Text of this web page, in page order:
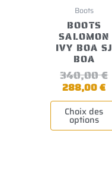
Boots
BOOTS
SALOMON
IVY BOA SJ
BOA
340,00€
288,00€
Choix des
options
produit